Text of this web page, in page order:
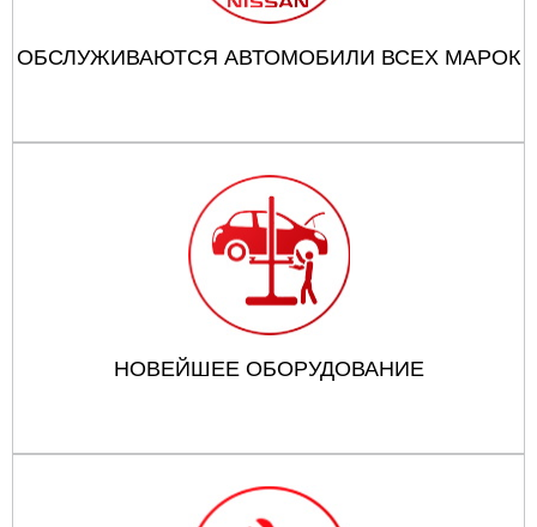
ОБСЛУЖИВАЮТСЯ АВТОМОБИЛИ ВСЕХ МАРОК
НОВЕЙШЕЕ ОБОРУДОВАНИЕ